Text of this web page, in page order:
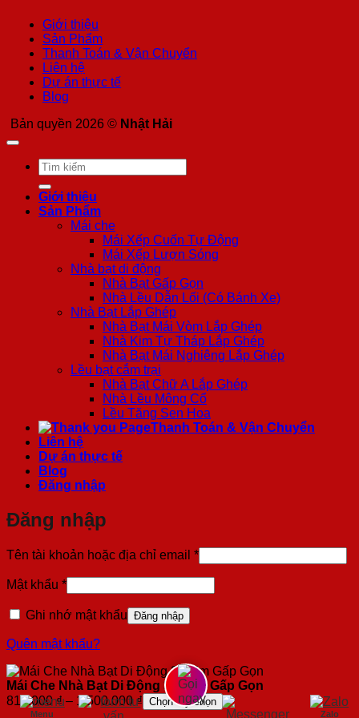
Giới thiệu
Sản Phẩm
Thanh Toán & Vận Chuyển
Liên hệ
Dự án thực tế
Blog
Bản quyền 2026 © Nhật Hải
Tìm
kiếm:
Giới thiệu
Sản Phẩm
Mái che
Mái Xếp Cuốn Tự Động
Mái Xếp Lượn Sóng
Nhà bạt di động
Nhà Bạt Gấp Gọn
Nhà Lều Dẫn Lối (Có Bánh Xe)
Nhà Bạt Lắp Ghép
Nhà Bạt Mái Vòm Lắp Ghép
Nhà Kim Tự Tháp Lắp Ghép
Nhà Bạt Mái Nghiêng Lắp Ghép
Lều bạt cắm trại
Nhà Bạt Chữ A Lắp Ghép
Nhà Lều Mông Cổ
Lều Tăng Sen Hoa
Thanh Toán & Vận Chuyển
Liên hệ
Dự án thực tế
Blog
Đăng nhập
Menu Zalo
Đăng nhập
Tên tài khoản hoặc địa chỉ email *Bắt
buộc
Mật khẩu *Bắt
buộc
Ghi nhớ mật khẩu Đăng nhập
Quên mật khẩu?
Mái Che Nhà Bạt Di Động 3×4,5m Gấp Gọn
816.000₫ – 1.500.000₫Khoảng
giá:
Chọn tùy chọn